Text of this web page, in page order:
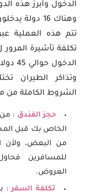
الدخول وأبرز هذه
وهناك 16
تتم هذه العملية
وتذاكر الطيران
الشروط الكاملة من
حجز الفندق : من
الخاص بك قبل
من البعض، ولأن
للمسافرين
العروض.
تكلفة السفر :